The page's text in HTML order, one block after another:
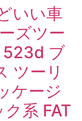
いい車
ズツー
523d ブ
ツーリ
ケージ
系 FAT